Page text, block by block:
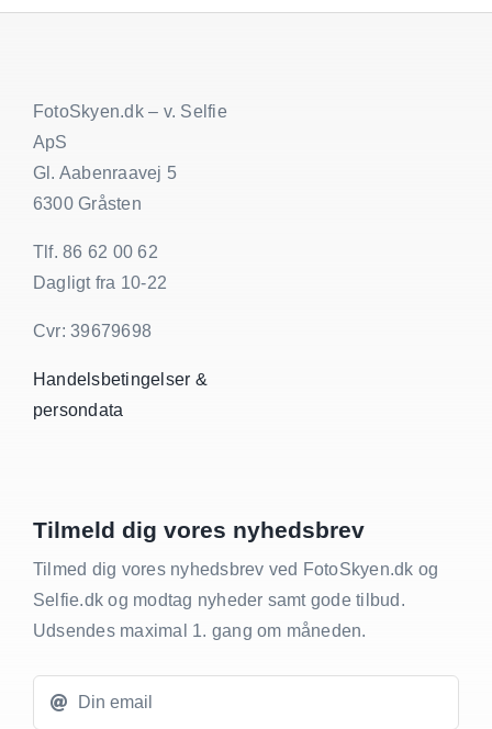
FotoSkyen.dk – v. Selfie
ApS
Gl. Aabenraavej 5
6300 Gråsten
Tlf. 86 62 00 62
Dagligt fra 10-22
Cvr: 39679698
Handelsbetingelser &
persondata
Tilmeld dig vores nyhedsbrev
Tilmed dig vores nyhedsbrev ved FotoSkyen.dk og
Selfie.dk og modtag nyheder samt gode tilbud.
Udsendes maximal 1. gang om måneden.